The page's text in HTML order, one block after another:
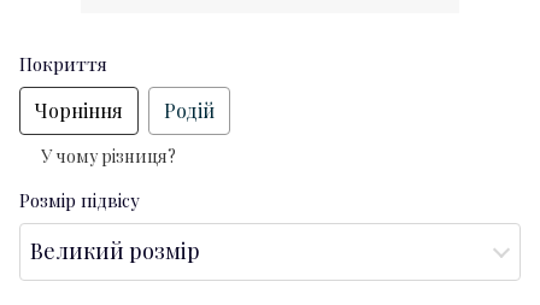
Покриття
Чорніння Родій
У чому різниця?
Розмір підвісу
Великий розмір